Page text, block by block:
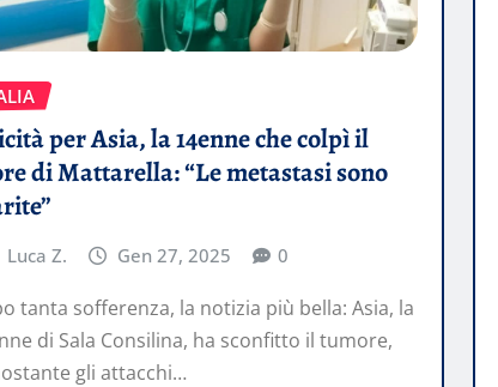
per Asia, la 14enne che colpì il
di Mattarella: “Le metastasi sono
Luca Z. Gen 27, 2025 0
tanta sofferenza, la notizia più bella: Asia, la
di Sala Consilina, ha sconfitto il tumore,
gli attacchi…